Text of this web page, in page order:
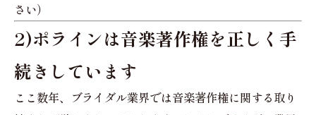
さい）
2)ポラインは音楽著作権を正しく手
続きしています
ここ数年、ブライダル業界では音楽著作権に関する取り